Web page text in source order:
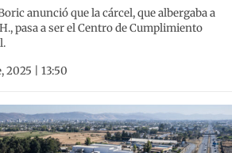
anunció que la cárcel, que albergaba a
pasa a ser el Centro de Cumplimiento
2025 | 13:50